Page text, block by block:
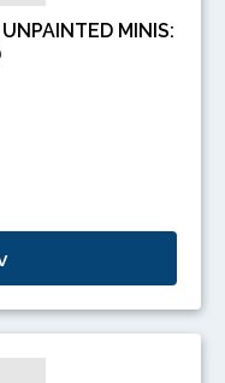
MINIS: